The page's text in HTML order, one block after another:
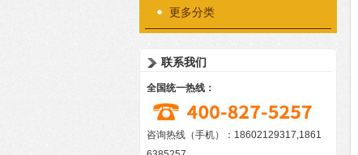
更多分类
联系我们
全国统一热线：
咨询热线（手机）：18602129317,1861